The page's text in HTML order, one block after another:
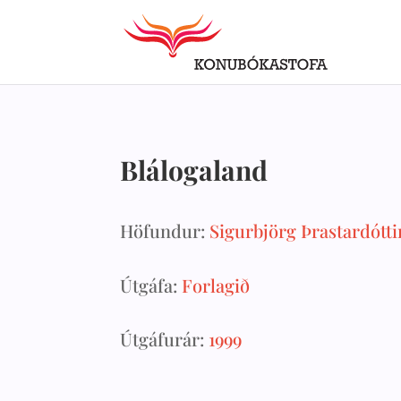
Blálogaland
Höfundur: Sigurbjörg
Útgáfa: Forlagið
Útgáfurár: 1999